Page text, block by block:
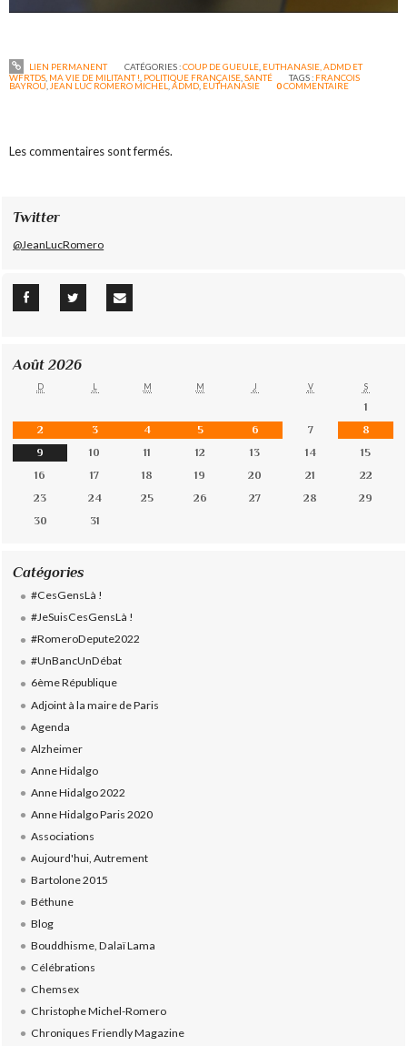
LIEN PERMANENT CATÉGORIES :COUP DE GUEULE, EUTHANASIE, ADMD ET
WFRTDS MA VIE DE MILITANT ! POLITIQUE FRANÇAISE ,SANTÉ TAGS : FRANCOIS
BAYROU, JEAN LUC ROMERO MICHEL ,ADMD EUTHANASIE 0COMMENTAIRE
Les commentaires sont fermés.
Twitter
@JeanLucRomero
Août 2026
D L M M J V S
1
2
3 4 5 6 7
8
9
10 11 12 13 14
15
16
17 18 19 20 21
22
23
24 25 26 27 28
29
30
31
Catégories
#CesGensLà !
#JeSuisCesGensLà !
#RomeroDepute2022
#UnBancUnDébat
6ème République
Adjoint à la maire de Paris
Agenda
Alzheimer
Anne Hidalgo
Anne Hidalgo 2022
Anne Hidalgo Paris 2020
Associations
Aujourd'hui, Autrement
Bartolone 2015
Béthune
Blog
Bouddhisme, Dalaï Lama
Célébrations
Chemsex
Christophe Michel-Romero
Chroniques Friendly Magazine